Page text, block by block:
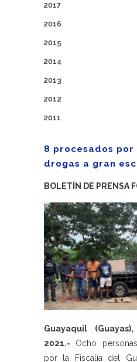
2017
2016
2015
2014
2013
2012
2011
8 procesados
drogas a gran
BOLETÍN DE PRENSA
Guayaquil
2021.- Ocho
por la Fiscalía del